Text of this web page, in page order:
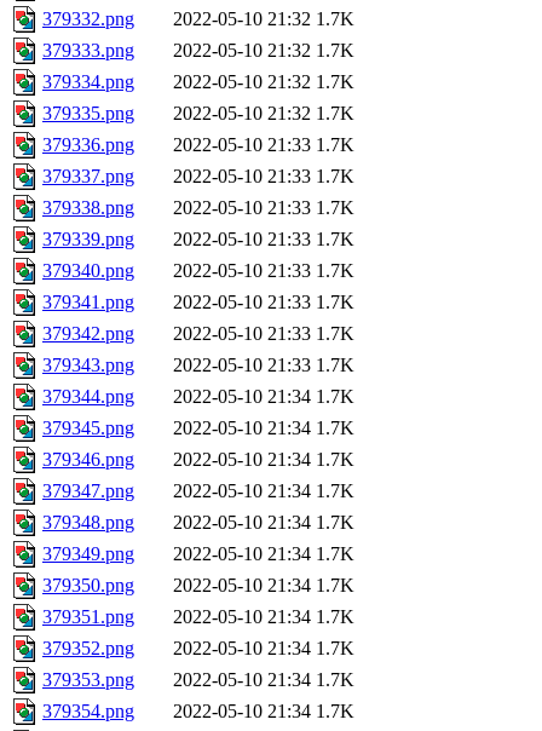
379332.png
2022-05-10 21:32 1.7K
379333.png
2022-05-10 21:32 1.7K
379334.png
2022-05-10 21:32 1.7K
379335.png
2022-05-10 21:32 1.7K
379336.png
2022-05-10 21:33 1.7K
379337.png
2022-05-10 21:33 1.7K
379338.png
2022-05-10 21:33 1.7K
379339.png
2022-05-10 21:33 1.7K
379340.png
2022-05-10 21:33 1.7K
379341.png
2022-05-10 21:33 1.7K
379342.png
2022-05-10 21:33 1.7K
379343.png
2022-05-10 21:33 1.7K
379344.png
2022-05-10 21:34 1.7K
379345.png
2022-05-10 21:34 1.7K
379346.png
2022-05-10 21:34 1.7K
379347.png
2022-05-10 21:34 1.7K
379348.png
2022-05-10 21:34 1.7K
379349.png
2022-05-10 21:34 1.7K
379350.png
2022-05-10 21:34 1.7K
379351.png
2022-05-10 21:34 1.7K
379352.png
2022-05-10 21:34 1.7K
379353.png
2022-05-10 21:34 1.7K
379354.png
2022-05-10 21:34 1.7K